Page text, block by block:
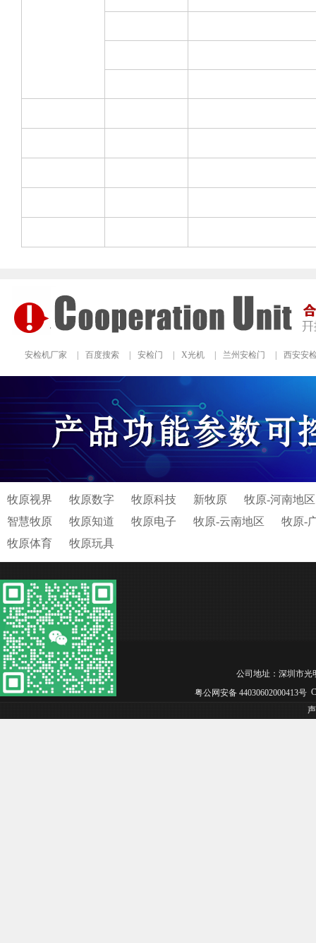
安检机厂家 百度搜索 安检门 X光机 兰州安检门 西安安
牧原视界 牧原数字 牧原科技 新牧原
牧原-河南地区
智慧牧原
牧原知道 牧原电子 牧原-云南地区
牧原-
牧原体育
牧原玩具
公司地址：深圳市光
粤公网安备 44030602000413号